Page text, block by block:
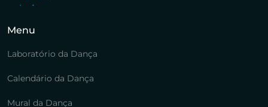
Menu
Laboratório da Dança
Calendário da Dança
Mural da Dança